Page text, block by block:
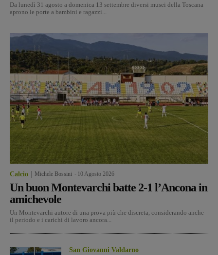
Da lunedì 31 agosto a domenica 13 settembre diversi musei della Toscana
aprono le porte a bambini e ragazzi...
Calcio Michele Bossini 10 Agosto 2026
Un buon Montevarchi batte 2-1 l’Ancona in
amichevole
Un Montevarchi autore di una prova più che discreta, considerando anche
il periodo e i carichi di lavoro ancora...
San Giovanni Valdarno